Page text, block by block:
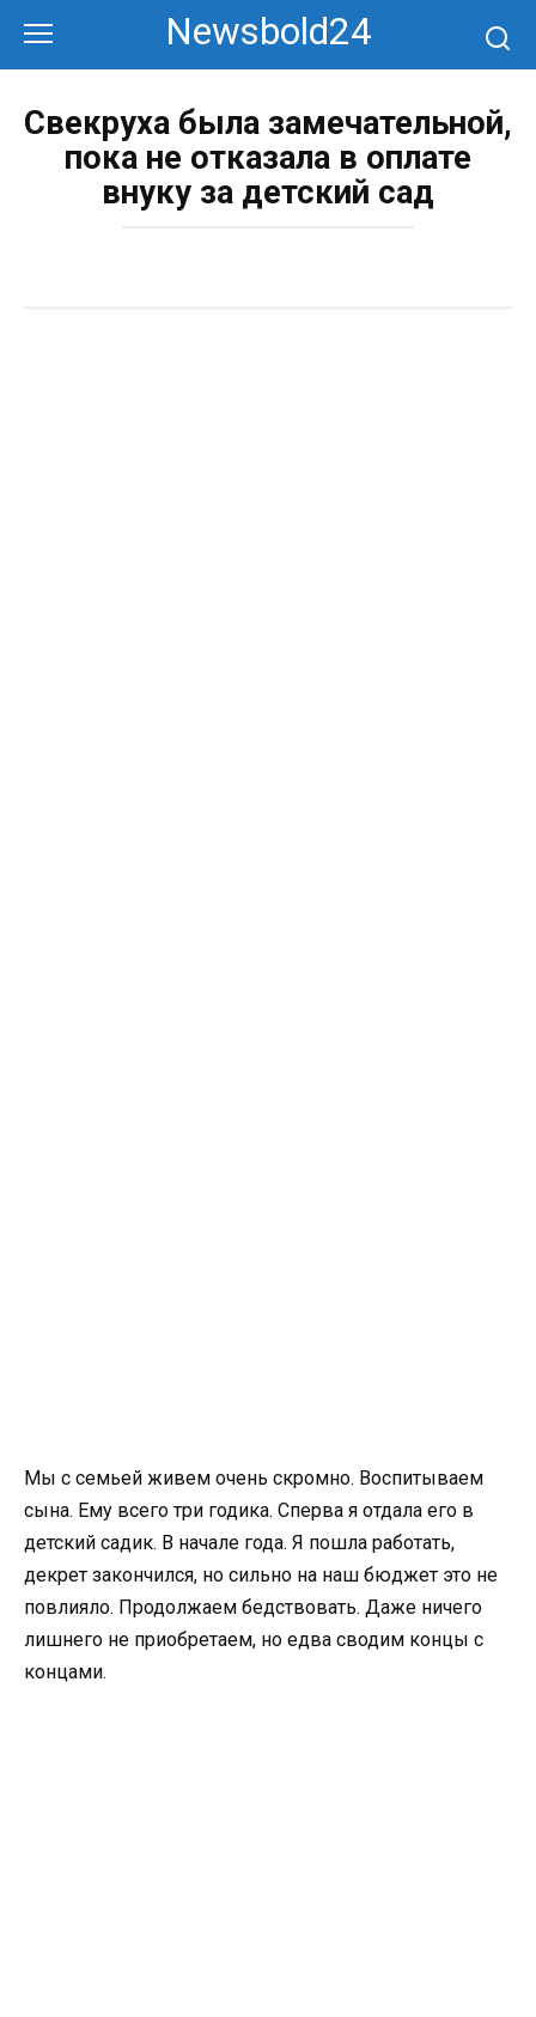
контенту
Newsbold24
Свекруха была замечательной,
пока не отказала в оплате
внуку за детский сад
Мы с семьей живем очень скромно. Воспитываем
сына. Ему всего три годика. Сперва я отдала его в
детский садик. В начале года. Я пошла работать,
декрет закончился, но сильно на наш бюджет это не
повлияло. Продолжаем бедствовать. Даже ничего
лишнего не приобретаем, но едва сводим концы с
концами.